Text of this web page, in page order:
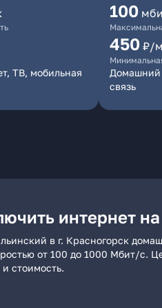
ТВ, мобильная
100
450 ₽/
Домашний
связь
интернет
в г. Красногорск
от 100 до 1000 Мбит/с.
стоимость.